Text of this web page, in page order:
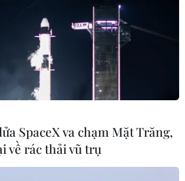
MỤC
SpaceX va chạm Mặt Trăng,
về rác thải vũ trụ